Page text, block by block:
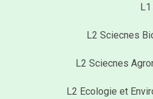
L2 Sciecnes
L2 Sciecnes
L2 Ecologie et